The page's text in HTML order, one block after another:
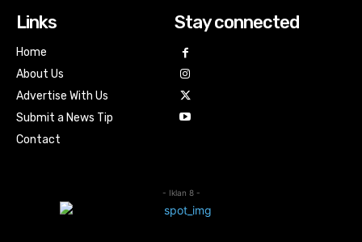
Links
Home
About Us
Advertise With Us
Submit a News Tip
Contact
Stay connected
- Iklan 8 -